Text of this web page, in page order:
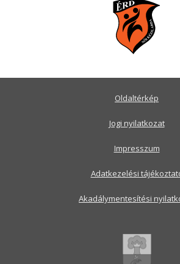
Oldaltérkép
Jogi nyilatkozat
Impresszum
Adatkezelési
Akadálymentesítési